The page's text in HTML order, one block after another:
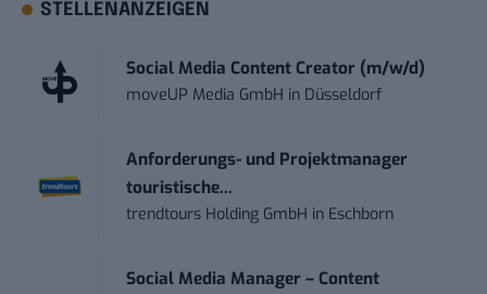
STELLENANZEIGEN
Social Media Content Creator (m/w/d)
moveUP Media GmbH in Düsseldorf
Anforderungs- und Projektmanager
touristische...
trendtours Holding GmbH in Eschborn
Social Media Manager – Content